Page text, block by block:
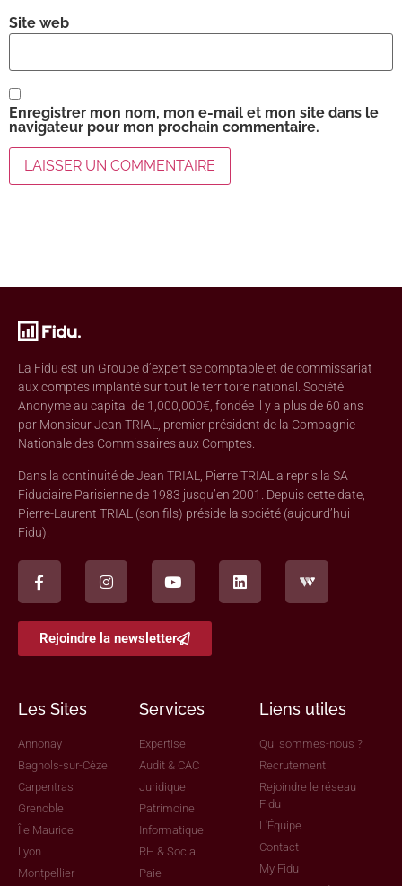
Site web
Enregistrer mon nom, mon e-mail et mon site dans le
navigateur pour mon prochain commentaire.
La Fidu est un Groupe d’expertise comptable et de commissariat
aux comptes implanté sur tout le territoire national. Société
Anonyme au capital de 1,000,000€, fondée il y a plus de 60 ans
par Monsieur Jean TRIAL, premier président de la Compagnie
Nationale des Commissaires aux Comptes.
Dans la continuité de Jean TRIAL, Pierre TRIAL a repris la SA
Fiduciaire Parisienne de 1983 jusqu’en 2001. Depuis cette date,
Pierre-Laurent TRIAL (son fils) préside la société (aujourd’hui
Fidu).
Rejoindre la newsletter
Les Sites
Annonay
Bagnols-sur-Cèze
Carpentras
Grenoble
Île Maurice
Lyon
Montpellier
Services
Expertise
Audit & CAC
Juridique
Patrimoine
Informatique
RH & Social
Paie
Liens utiles
Qui sommes-nous ?
Recrutement
Rejoindre le réseau
Fidu
L'Équipe
Contact
My Fidu